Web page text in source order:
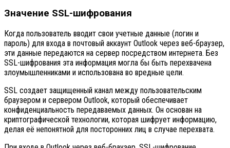
Значение SSL-шифрования
Когда пользователь вводит свои учетные данные (логин и
пароль) для входа в почтовый аккаунт Outlook через веб-браузер,
эти данные передаются на сервер посредством интернета. Без
SSL-шифрования эта информация могла бы быть перехвачена
злоумышленниками и использована во вредные цели.
SSL создает защищенный канал между пользовательским
браузером и сервером Outlook, который обеспечивает
конфиденциальность передаваемых данных. Он основан на
криптографической технологии, которая шифрует информацию,
делая её непонятной для посторонних лиц в случае перехвата.